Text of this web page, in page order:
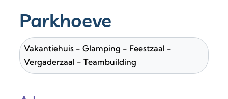
Parkhoeve
Vakantiehuis - Glamping - Feestzaal -
Vergaderzaal - Teambuilding